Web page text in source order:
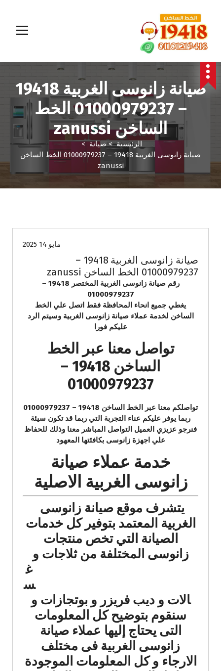
البوتاجازات، الثلاجات وغيرها داخل القاهرة والجيزة وجميع المحافظات. اتصل بنا الآن!
صيانة زانوسى الغربية 19418
– 01000979237 الخط
الساخن zanussi
الرئيسية>صيانة>
صيانة زانوسى الغربية 19418 – 01000979237 الخط الساخن
zanussi
مايو 14 2025
صيانة زانوسى الغربية 19418 –
01000979237 الخط الساخن zanussi
رقم صيانة زانوسى الغربية المختصر 19418 –
01000979237
يغطي جميع انحاء المحافظة فقط اتصل علي الخط
الساخن لخدمة عملاء صيانة زانوسى الغربية وسيتم الرد
عليكم فورا
تواصل معنا عبر الخط
الساخن 19418 –
01000979237
تواصلكم معنا عبر الخط الساخن 19418 – 01000979237
ربما يوفر عليكم عناء التجربة التي ربما قد تكون سيئة
فنرجو عزيزي العميل التواصل المباشر معنا وذلك للحفاظ
علي اجهزة زانوسى بكافئتها المعهود
خدمة عملاء صيانة
زانوسى الغربية الاصلية
يتشرف موقع صيانة زانوسى
الغربية المعتمد بتوفير كل خدمات
الصيانة التي تخص منتجات
زانوسى المختلفة من ثلاجات و
غ
س
الات و ديب فريزر و بوتجازات و
سنقوم بتوضيح كل المعلومات
التى يحتاج إليها عملاء صيانة
زانوسى الغربية فى مختلف
الارجاء و كل المعلومات الموجودة